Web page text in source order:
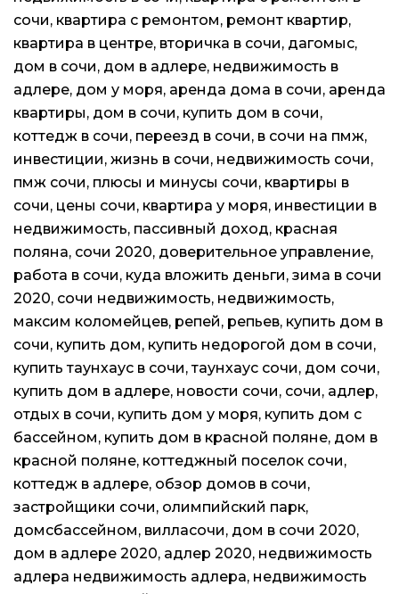
сочи, квартира с ремонтом, ремонт квартир,
квартира в центре, вторичка в сочи, дагомыс,
дом в сочи, дом в адлере, недвижимость в
адлере, дом у моря, аренда дома в сочи, аренда
квартиры, дом в сочи, купить дом в сочи,
коттедж в сочи, переезд в сочи, в сочи на пмж,
инвестиции, жизнь в сочи, недвижимость сочи,
пмж сочи, плюсы и минусы сочи, квартиры в
сочи, цены сочи, квартира у моря, инвестиции в
недвижимость, пассивный доход, красная
поляна, сочи 2020, доверительное управление,
работа в сочи, куда вложить деньги, зима в сочи
2020, сочи недвижимость, недвижимость,
максим коломейцев, репей, репьев, купить дом в
сочи, купить дом, купить недорогой дом в сочи,
купить таунхаус в сочи, таунхаус сочи, дом сочи,
купить дом в адлере, новости сочи, сочи, адлер,
отдых в сочи, купить дом у моря, купить дом с
бассейном, купить дом в красной поляне, дом в
красной поляне, коттеджный поселок сочи,
коттедж в адлере, обзор домов в сочи,
застройщики сочи, олимпийский парк,
домсбассейном, вилласочи, дом в сочи 2020,
дом в адлере 2020, адлер 2020, недвижимость
адлера недвижимость адлера, недвижимость